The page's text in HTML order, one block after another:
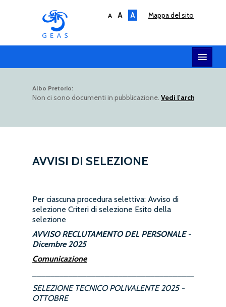
mappa del sito
A A A
SERVIZI
UTILITY
Albo Pretorio:
Non ci sono documenti in pubblicazione. Vedi l'archivio
AVVISI DI SELEZIONE
Per ciascuna procedura selettiva: Avviso di
selezione Criteri di selezione Esito della
selezione
AVVISO RECLUTAMENTO DEL PERSONALE -
Dicembre 2025
Comunicazione
SELEZIONE TECNICO POLIVALENTE 2025 -
OTTOBRE